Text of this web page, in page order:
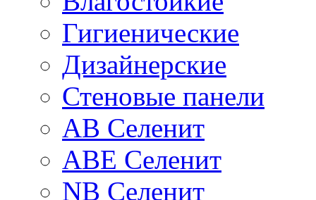
Гигиенические
Дизайнерские
Стеновые панели
AB Селенит
ABE Селенит
NB Селенит